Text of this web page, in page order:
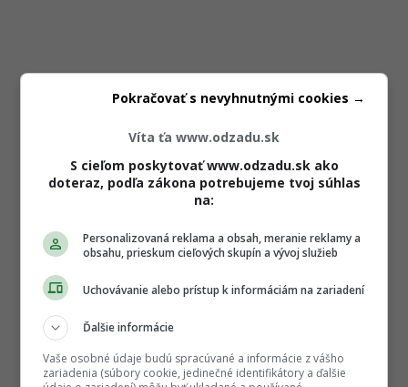
Víta ťa www.odzadu.sk
S cieľom poskytovať www.odzadu.sk ako
doteraz, podľa zákona potrebujeme tvoj súhlas
na:
Personalizovaná reklama a obsah, meranie reklamy a
obsahu, prieskum cieľových skupín a vývoj služieb
Uchovávanie alebo prístup k informáciám na zariadení
Ďalšie informácie
Vaše osobné údaje budú spracúvané a informácie z vášho
zariadenia (súbory cookie, jedinečné identifikátory a ďalšie
Pokračovať s nevyhnutnými cookies →